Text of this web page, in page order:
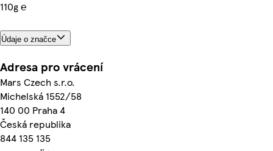
110g ℮
Údaje o značce
Adresa pro vrácení
Mars Czech s.r.o.
Michelská 1552/58
140 00 Praha 4
Česká republika
844 135 135